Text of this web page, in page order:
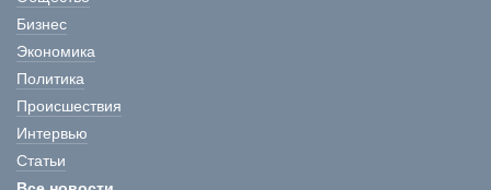
Бизнес
Экономика
Политика
Происшествия
Интервью
Статьи